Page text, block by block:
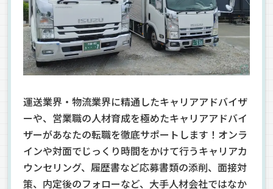
運送業界・物流業界に精通したキャリアアドバイザ
ーや、営業職の人材育成を極めたキャリアアドバイ
ザーがあなたの転職を徹底サポートします！オンラ
インや対面でじっくり時間をかけて行うキャリアカ
ウンセリング、履歴書など応募書類の添削、面接対
策、内定後のフォローなど、大手人材会社ではなか